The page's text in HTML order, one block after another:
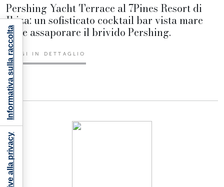
Pershing Yacht Terrace al 7Pines Resort di
Ibiza: un sofisticato cocktail bar vista mare
dove assaporare il brivido Pershing.
LEGGI IN DETTAGLIO
Informativa sulla raccolta